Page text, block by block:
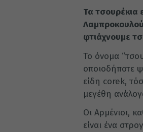
Τα τσουρέκια
φτιάχνουμε
Το όνομα
οποιοδήποτε
είδη corek,
μεγέθη
Οι Αρμένιοι,
είναι ένα